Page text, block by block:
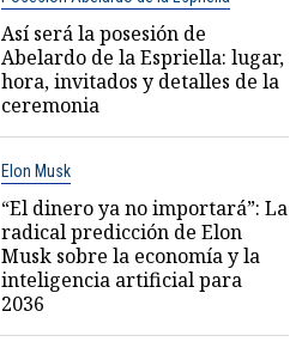
Así será la posesión de
Abelardo de la Espriella: lugar,
hora, invitados y detalles de la
ceremonia
Elon Musk
“El dinero ya no importará”: La
radical predicción de Elon
Musk sobre la economía y la
inteligencia artificial para
2036